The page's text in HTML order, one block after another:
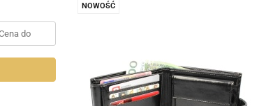
NOWOŚĆ